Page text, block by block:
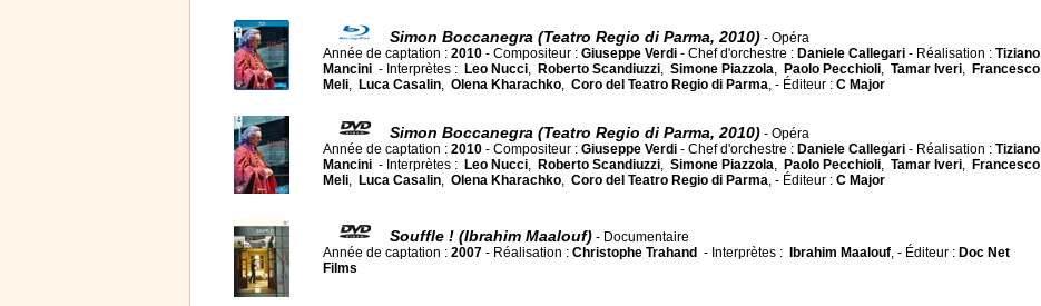
Simon Boccanegra (Teatro Regio di Parma, 2010) - Opéra
Année de captation : 2010 - Compositeur : Giuseppe Verdi - Chef d'orchestre : Daniele Callegari - Réalisation : Tiziano
Mancini - Interprètes : Leo Nucci, Roberto Scandiuzzi, Simone Piazzola, Paolo Pecchioli, Tamar Iveri, Francesco
Meli, Luca Casalin, Olena Kharachko, Coro del Teatro Regio di Parma, - Éditeur : C Major
Simon Boccanegra (Teatro Regio di Parma, 2010) - Opéra
Année de captation : 2010 - Compositeur : Giuseppe Verdi - Chef d'orchestre : Daniele Callegari - Réalisation : Tiziano
Mancini - Interprètes : Leo Nucci, Roberto Scandiuzzi, Simone Piazzola, Paolo Pecchioli, Tamar Iveri, Francesco
Meli, Luca Casalin, Olena Kharachko, Coro del Teatro Regio di Parma, - Éditeur : C Major
Souffle ! (Ibrahim Maalouf) - Documentaire
Année de captation : 2007 - Réalisation : Christophe Trahand - Interprètes : Ibrahim Maalouf, - Éditeur : Doc Net
Films